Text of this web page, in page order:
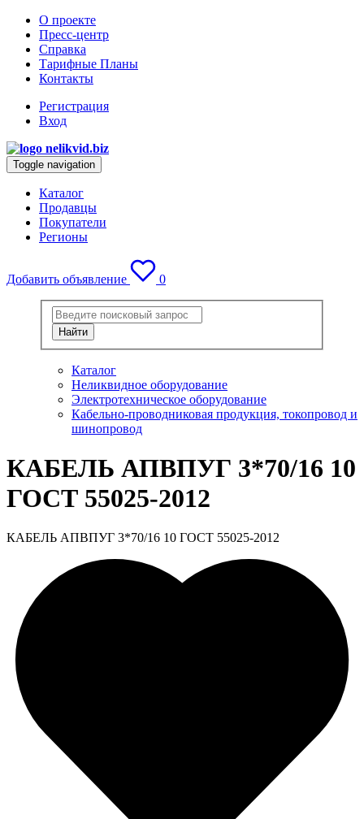
О проекте
Пресс-центр
Справка
Тарифные Планы
Контакты
Регистрация
Вход
Toggle navigation
Каталог
Продавцы
Покупатели
Регионы
Добавить объявление 0
Найти
Каталог
Неликвидное оборудование
Электротехническое оборудование
Кабельно-проводниковая продукция, токопровод и
шинопровод
КАБЕЛЬ АПВПУГ 3*70/16 10
ГОСТ 55025-2012
КАБЕЛЬ АПВПУГ 3*70/16 10 ГОСТ 55025-2012